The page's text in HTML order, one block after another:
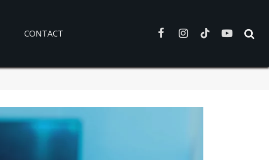
CONTACT FacebookInstagramTikTokYouTube